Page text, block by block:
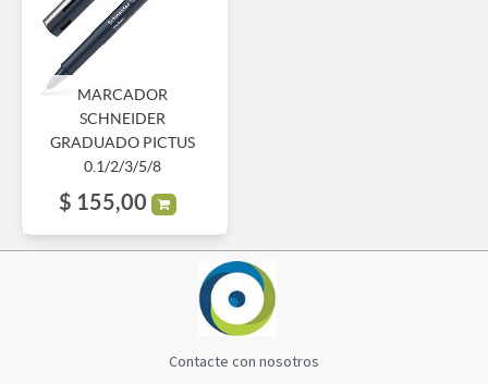
MARCADOR
SCHNEIDER
GRADUADO PICTUS
0.1/2/3/5/8
$ 155,00
Contacte con nosotros